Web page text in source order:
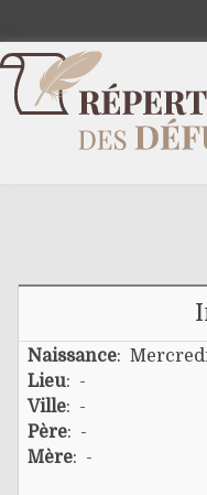
Naissance:
Lieu: -
Ville: -
Père: -
Mère: -